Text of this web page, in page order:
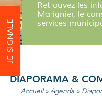
JE SIGNALE
Retrouvez les
Marignier, le
services
DIAPORAMA &
Accueil» Agenda »